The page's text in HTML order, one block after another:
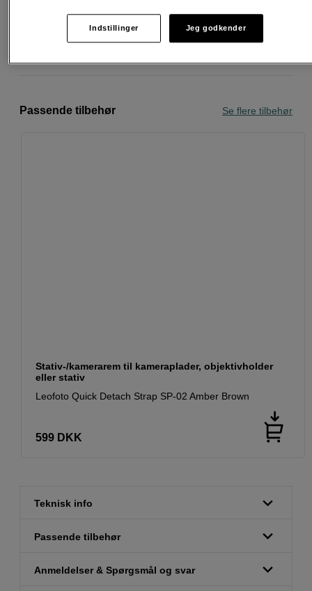
30 dages returret
Personlig service og ekspertrådgivning
Passende tilbehør Se flere tilbehør
Stativ-/kamerarem til kameraplader, objektivholder
eller stativ
Leofoto Quick Detach Strap SP-02 Amber Brown
599 DKK
Teknisk info
Passende tilbehør
Anmeldelser & Spørgsmål og svar
Indstillinger Jeg godkender